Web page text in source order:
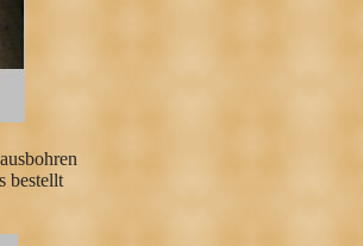
bestellt